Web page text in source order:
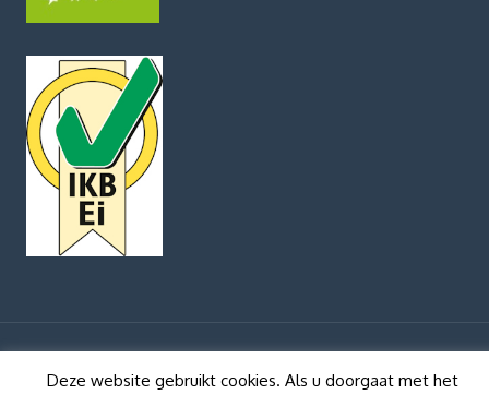
Deze website gebruikt cookies. Als u doorgaat met het